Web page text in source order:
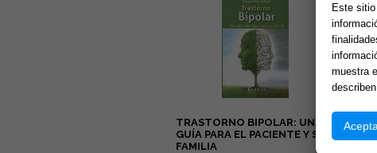
TRASTORNO BIPOLAR: UNA
GUÍA PARA EL PACIENTE Y SU
FAMILIA
Este
muestra